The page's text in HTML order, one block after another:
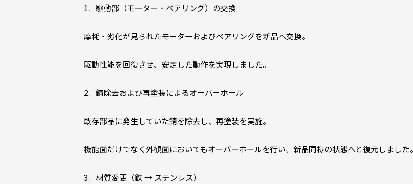
1．駆動部（モーター・ベアリング）の交換
摩耗・劣化が見られたモーターおよびベアリングを新品へ交換。
駆動性能を回復させ、安定した動作を実現しました。
2．錆除去および再塗装によるオーバーホール
既存部品に発生していた錆を除去し、再塗装を実施。
機能面だけでなく外観面においてもオーバーホールを行い、新品同様の状態へと復元しました。
3．材質変更（鉄 → ステンレス）